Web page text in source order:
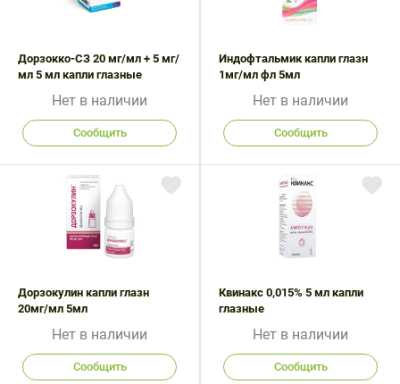
Дорзокко-СЗ 20 мг/мл + 5 мг/
мл 5 мл капли глазные
Нет в наличии
Сообщить
Индофтальмик капли глазн
1мг/мл фл 5мл
Нет в наличии
Сообщить
Дорзокулин капли глазн
20мг/мл 5мл
Нет в наличии
Сообщить
Квинакс 0,015% 5 мл капли
глазные
Нет в наличии
Сообщить
препараты
препараты
препараты
препараты
ПротивопаразитарныеРастительные
Сердечно-
сосудистые
препараты
Средства
алкоголизма
Стоматологические
Поливитаминные
Пробиотики
Сахарный
диабет
Тонизирующие
Фиточай/